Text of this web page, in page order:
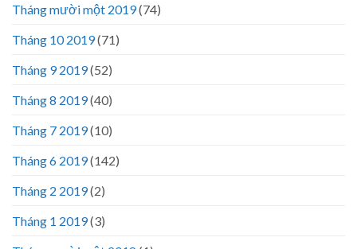
Tháng mười một 2019(74)
Tháng 10 2019(71)
Tháng 9 2019(52)
Tháng 8 2019(40)
Tháng 7 2019(10)
Tháng 6 2019(142)
Tháng 2 2019(2)
Tháng 1 2019(3)